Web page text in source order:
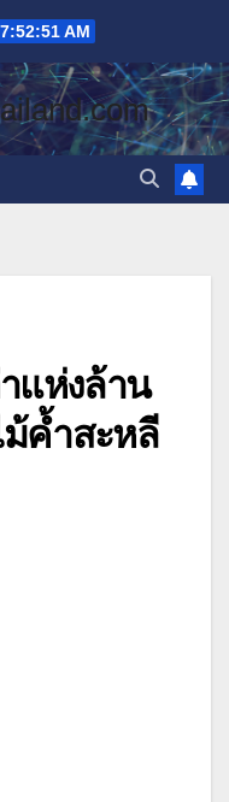
7:52:52 AM
แห่งล้าน
ค้ำสะหลี